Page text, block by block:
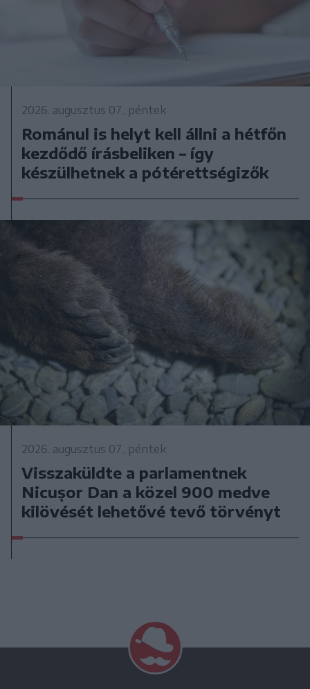
2026. augusztus 07., péntek
Románul is helyt kell állni a hétfőn
kezdődő írásbeliken – így
készülhetnek a pótérettségizők
2026. augusztus 07., péntek
Visszaküldte a parlamentnek
Nicușor Dan a közel 900 medve
kilövését lehetővé tevő törvényt